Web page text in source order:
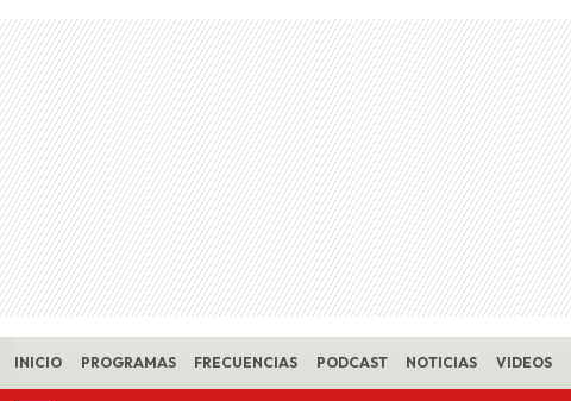
Skip to main content
INICIO PROGRAMAS FRECUENCIAS PODCAST NOTICIAS VIDEOS